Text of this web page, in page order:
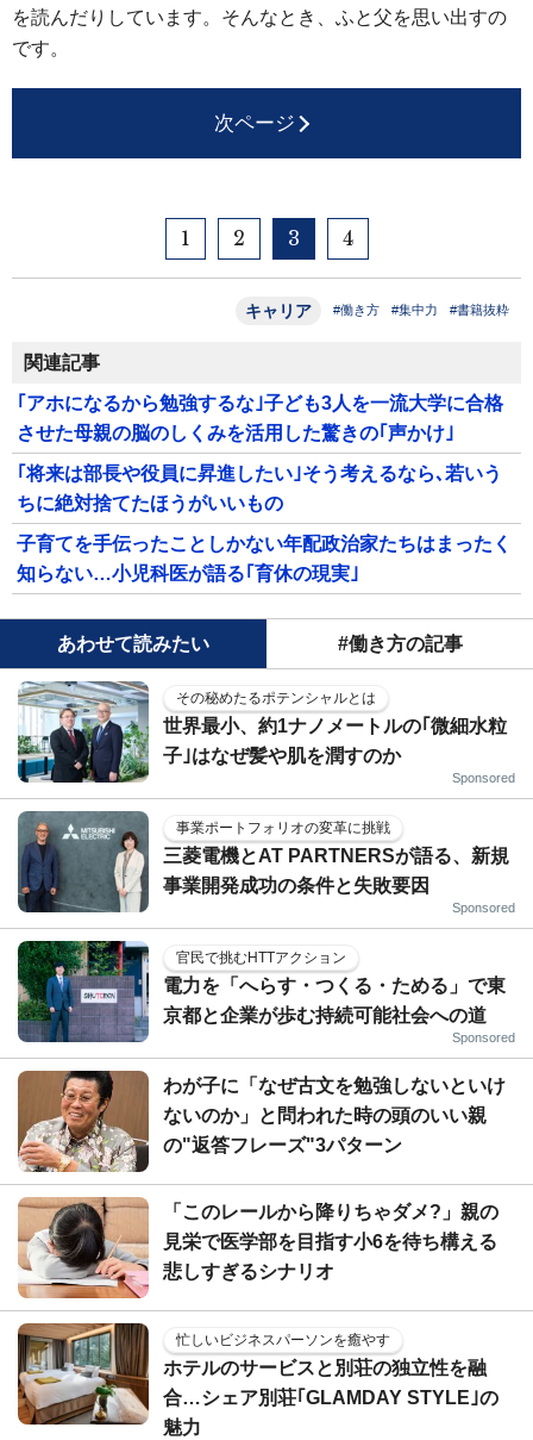
を読んだりしています。そんなとき、ふと父を思い出すの
です。
次ページ
1 2 3 4
キャリア #働き方 #集中力 #書籍抜粋
関連記事
｢アホになるから勉強するな｣子ども3人を一流大学に合格
させた母親の脳のしくみを活用した驚きの｢声かけ｣
｢将来は部長や役員に昇進したい｣そう考えるなら､若いう
ちに絶対捨てたほうがいいもの
子育てを手伝ったことしかない年配政治家たちはまったく
知らない…小児科医が語る｢育休の現実｣
あわせて読みたい #働き方の記事
その秘めたるポテンシャルとは
世界最小、約1ナノメートルの｢微細水粒
子｣はなぜ髪や肌を潤すのか
Sponsored
事業ポートフォリオの変革に挑戦
三菱電機とAT PARTNERSが語る、新規
事業開発成功の条件と失敗要因
Sponsored
官民で挑むHTTアクション
電力を「へらす・つくる・ためる」で東
京都と企業が歩む持続可能社会への道
Sponsored
わが子に「なぜ古文を勉強しないといけ
ないのか」と問われた時の頭のいい親
の"返答フレーズ"3パターン
「このレールから降りちゃダメ?」親の
見栄で医学部を目指す小6を待ち構える
悲しすぎるシナリオ
忙しいビジネスパーソンを癒やす
ホテルのサービスと別荘の独立性を融
合…シェア別荘｢GLAMDAY STYLE｣の
魅力